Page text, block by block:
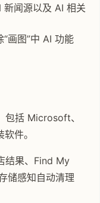
闻源以及 AI 相关
画图”中 AI 功能
包括 Microsoft、
件。
结果、Find My
储感知自动清理